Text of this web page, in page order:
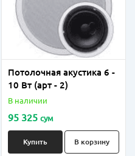
Потолочная акустика 6 -
10 Вт (арт - 2)
В наличии
95 325 сум
Купить В корзину